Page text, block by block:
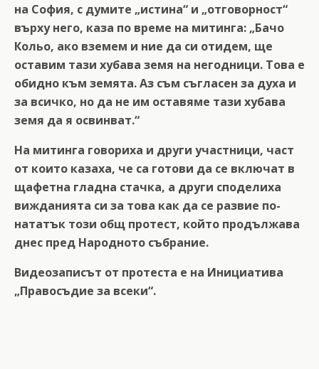
на София, с думите „истина“ и „отговорност“
върху него, каза по време на митинга: „Бачо
Кольо, ако вземем и ние да си отидем, ще
оставим тази хубава земя на негодници. Това е
обидно към земята. Аз съм съгласен за духа и
за всичко, но да не им оставяме тази хубава
земя да я освинват.“
На митинга говориха и други участници, част
от които казаха, че са готови да се включат в
щафетна гладна стачка, а други споделиха
вижданията си за това как да се развие по-
нататък този общ протест, който продължава
днес пред Народното събрание.
Видеозаписът от протеста е на Инициатива
„Правосъдие за всеки“.